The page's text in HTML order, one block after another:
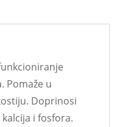
Pomaže u
Doprinosi
i fosfora.